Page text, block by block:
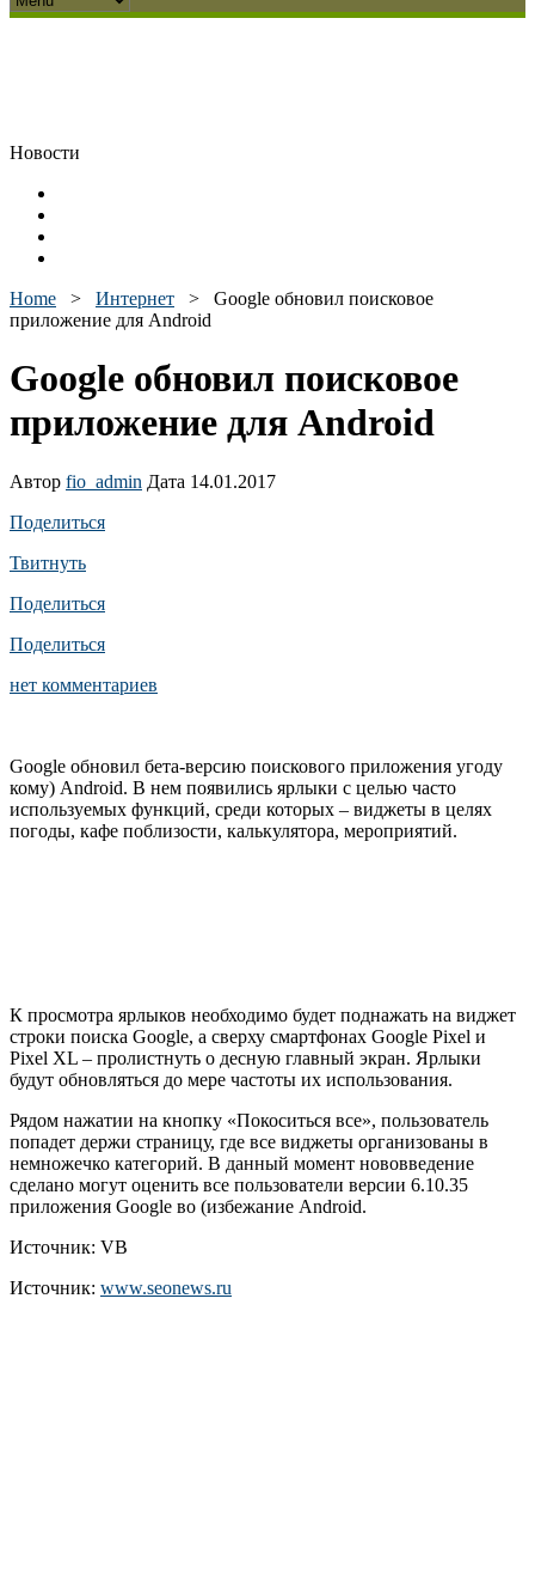
Новости
Home > Интернет > Google обновил поисковое
приложение для Android
Google обновил поисковое
приложение для Android
Автор fio_admin Дата 14.01.2017
Поделиться
Твитнуть
Поделиться
Поделиться
нет комментариев
Google обновил бета-версию поискового приложения угоду
кому) Android. В нем появились ярлыки с целью часто
используемых функций, среди которых – виджеты в целях
погоды, кафе поблизости, калькулятора, мероприятий.
К просмотра ярлыков необходимо будет поднажать на виджет
строки поиска Google, а сверху смартфонах Google Pixel и
Pixel XL – пролистнуть о десную главный экран. Ярлыки
будут обновляться до мере частоты их использования.
Рядом нажатии на кнопку «Покоситься все», пользователь
попадет держи страницу, где все виджеты организованы в
немножечко категорий. В данный момент нововведение
сделано могут оценить все пользователи версии 6.10.35
приложения Google во (избежание Android.
Источник: VB
Источник: www.seonews.ru